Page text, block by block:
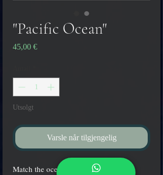
"Pacific Ocean"
45,00 €Pris
Utsolgt
Varsle når tilgjengelig
Match the ocean, wearing a pair of